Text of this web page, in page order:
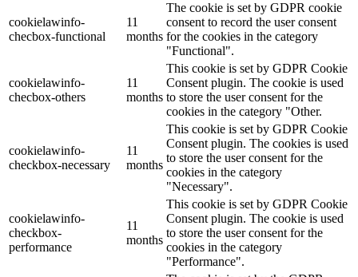
cookielawinfo-
checbox-functional
11
months
The cookie is set by GDPR cookie
consent to record the user consent
for the cookies in the category
"Functional".
cookielawinfo-
checbox-others
11
months
This cookie is set by GDPR Cookie
Consent plugin. The cookie is used
to store the user consent for the
cookies in the category "Other.
cookielawinfo-
checkbox-necessary
11
months
This cookie is set by GDPR Cookie
Consent plugin. The cookies is used
to store the user consent for the
cookies in the category
"Necessary".
cookielawinfo-
checkbox-
performance
11
months
This cookie is set by GDPR Cookie
Consent plugin. The cookie is used
to store the user consent for the
cookies in the category
"Performance".